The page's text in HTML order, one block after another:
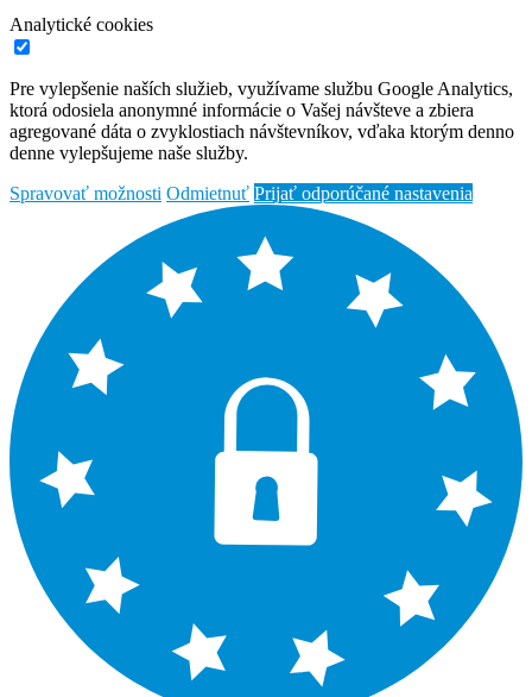
Analytické cookies
Pre vylepšenie naších služieb, využívame službu Google Analytics,
ktorá odosiela anonymné informácie o Vašej návšteve a zbiera
agregované dáta o zvyklostiach návštevníkov, vďaka ktorým denno
denne vylepšujeme naše služby.
Spravovať možnosti Odmietnuť Prijať odporúčané nastavenia